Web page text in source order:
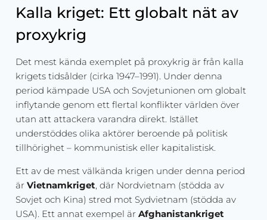
Kalla kriget: Ett globalt nät av
proxykrig
Det mest kända exemplet på proxykrig är från kalla
krigets tidsålder (cirka 1947–1991). Under denna
period kämpade USA och Sovjetunionen om globalt
inflytande genom ett flertal konflikter världen över
utan att attackera varandra direkt. Istället
understöddes olika aktörer beroende på politisk
tillhörighet – kommunistisk eller kapitalistisk.
Ett av de mest välkända krigen under denna period
ärVietnamkriget, där Nordvietnam (stödda av
Sovjet och Kina) stred mot Sydvietnam (stödda av
USA). Ett annat exempel ärAfghanistankriget